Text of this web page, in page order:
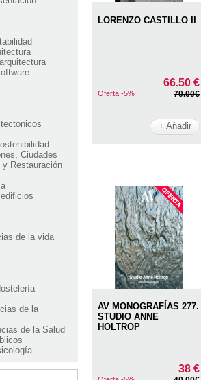
Ciudades
y Restauración
de la vida
de la
de la Salud
LORENZO CASTILLO II
66.50 €
Oferta -5% 70.00€
+ Añadir
AV MONOGRAFÍAS 277.
STUDIO ANNE
HOLTROP
38 €